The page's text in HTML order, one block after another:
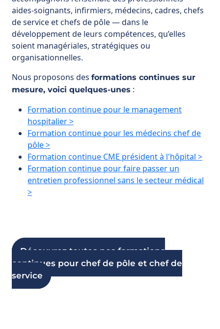
aides-soignants, infirmiers, médecins, cadres, chefs
de service et chefs de pôle — dans le
développement de leurs compétences, qu’elles
soient managériales, stratégiques ou
organisationnelles.
Nous proposons des formations continues sur
mesure, voici quelques-unes :
Formation continue pour le management
hospitalier >
Formation continue pour les médecins chef de
pôle >
Formation continue CME président à l'hôpital >
Formation continue pour faire passer un
entretien professionnel sans le secteur médical
>
Découvrez toutes nos formations
continues pour chef de pôle et chef de
service